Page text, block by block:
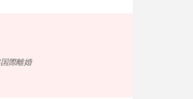
国際離婚